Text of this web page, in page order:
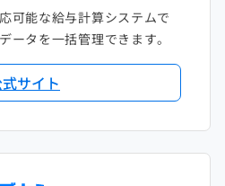
可能な給与計算システムで
ータを一括管理できます。
サイト